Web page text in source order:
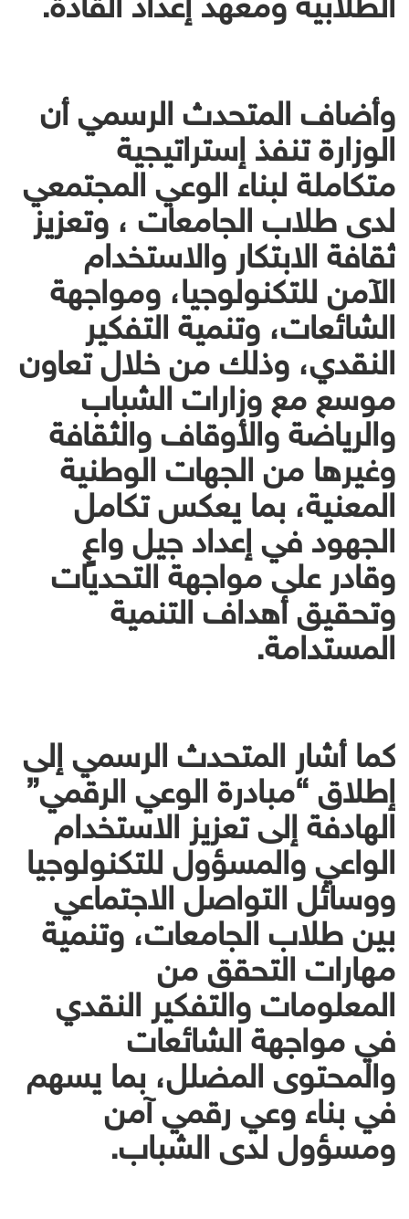
وأضاف المتحدث الرسمي أن
الوزارة تنفذ إستراتيجية
متكاملة لبناء الوعي المجتمعي
لدى طلاب الجامعات ، وتعزيز
ثقافة الابتكار والاستخدام
الآمن للتكنولوجيا، ومواجهة
الشائعات، وتنمية التفكير
النقدي، وذلك من خلال تعاون
موسع مع وزارات الشباب
والرياضة والأوقاف والثقافة
وغيرها من الجهات الوطنية
المعنية، بما يعكس تكامل
الجهود في إعداد جيل واعٍ
وقادر على مواجهة التحديات
وتحقيق أهداف التنمية
المستدامة.
كما أشار المتحدث الرسمي إلى
إطلاق “مبادرة الوعي الرقمي”
الهادفة إلى تعزيز الاستخدام
الواعي والمسؤول للتكنولوجيا
ووسائل التواصل الاجتماعي
بين طلاب الجامعات، وتنمية
مهارات التحقق من
المعلومات والتفكير النقدي
في مواجهة الشائعات
والمحتوى المضلل، بما يسهم
في بناء وعي رقمي آمن
ومسؤول لدى الشباب.